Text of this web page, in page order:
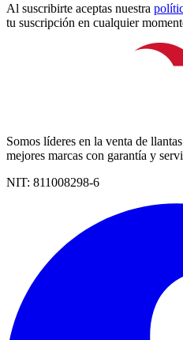
Al suscribirte aceptas nuestra
tu suscripción en cualquier
Somos líderes en la venta de
mejores marcas con garantía y
NIT: 811008298-6